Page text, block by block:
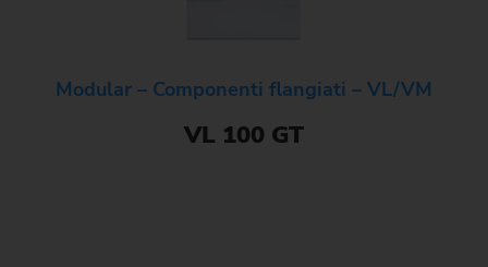
Modular – Componenti flangiati – VL/VM
VL 100 GT